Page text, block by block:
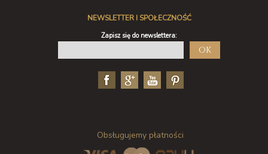
NEWSLETTER I SPOŁECZNOŚĆ
Zapisz się do newslettera:
OK
Obsługujemy płatności